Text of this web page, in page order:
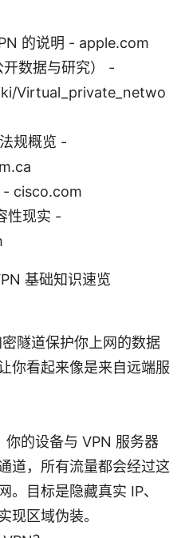
的说明 - apple.com
数据与研究） -
Virtual_private_netwo
规概览 -
- cisco.com
性现实 -
基础知识速览
隧道保护你上网的数据
你看起来像是来自远端服
你的设备与 VPN 服务器
道，所有流量都会经过这
。目标是隐藏真实 IP、
现区域伪装。